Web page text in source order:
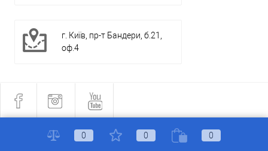
г. Київ, пр-т Бандери, б.21,
оф.4
0 0 0